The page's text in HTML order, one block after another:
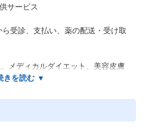
サービス
受診、支払い、薬の配送・受け取
メディカルダイエット、美容皮膚
スフォーメーション（DX）支援